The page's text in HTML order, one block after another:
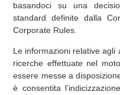
basandoci su una
standard definite dalla
Corporate Rules.
Le informazioni relative agli
ricerche effettuate nel
essere messe a
è consentita